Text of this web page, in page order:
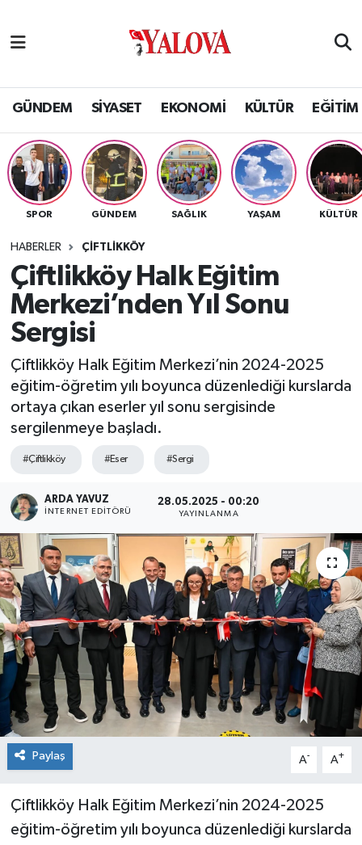
GÜNDEM SİYASET EKONOMİ KÜLTÜR EĞİTİM
SPOR GÜNDEM SAĞLIK YAŞAM KÜLTÜR
HABERLER ÇİFTLİKKÖY
Çiftlikköy Halk Eğitim
Merkezi’nden Yıl Sonu
Sergisi
Çiftlikköy Halk Eğitim Merkezi’nin 2024-2025
eğitim-öğretim yılı boyunca düzenlediği kurslarda
ortaya çıkan eserler yıl sonu sergisinde
sergilenmeye başladı.
#Çiftlikköy #Eser #Sergi
ARDA YAVUZ
İNTERNET EDITÖRÜ
28.05.2025 - 00:20
YAYINLANMA
Paylaş A- A+
Çiftlikköy Halk Eğitim Merkezi’nin 2024-2025
eğitim-öğretim yılı boyunca düzenlediği kurslarda
SİYASET
EKONOMİ
KÜLTÜR
BİLİM VE TEKNOLOJİ
ASAYİŞ
SAĞLIK
SPOR
ULUSAL
RESMİ İLAN
Yalova Nöbetçi Eczaneler
Yalova Hava Durumu
Yalova Namaz Vakitleri
Yalova Trafik Yoğunluk Haritası
Tüm Manşetler
Son Dakika Haberleri
Haber Arşivi